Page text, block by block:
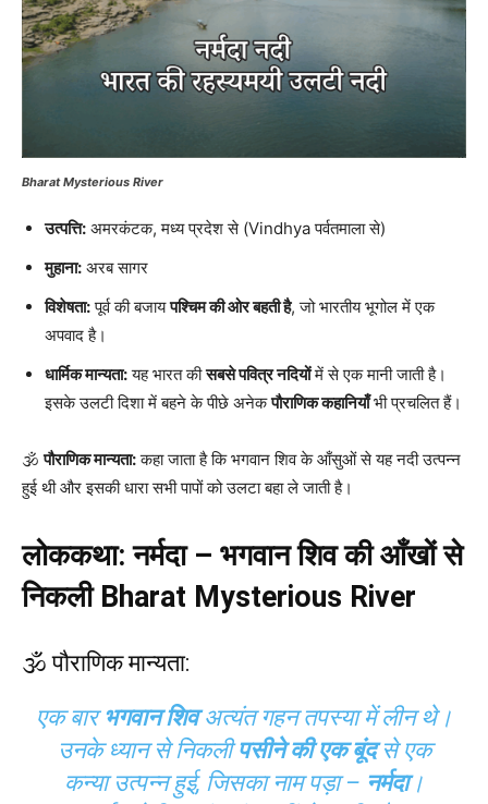
Bharat Mysterious River
उत्पत्ति: अमरकंटक, मध्य प्रदेश से (Vindhya पर्वतमाला से)
मुहाना: अरब सागर
विशेषता:पूर्व की बजायपश्चिम की ओर बहती है, जो भारतीय भूगोल में एक
अपवाद है।
धार्मिक मान्यता:यह भारत कीसबसे पवित्र नदियोंमें से एक मानी जाती है।
इसके उलटी दिशा में बहने के पीछे अनेकपौराणिक कहानियाँभी प्रचलित हैं।
🕉पौराणिक मान्यता:कहा जाता है कि भगवान शिव के आँसुओं से यह नदी उत्पन्न
हुई थी और इसकी धारा सभी पापों को उलटा बहा ले जाती है।
लोककथा: नर्मदा – भगवान शिव की आँखों से
निकली Bharat Mysterious River
🕉 पौराणिक मान्यता:
एक बारभगवान शिवअत्यंत गहन तपस्या में लीन थे।
उनके ध्यान से निकलीपसीने की एक बूंदसे एक
कन्या उत्पन्न हुई, जिसका नाम पड़ा – नर्मदा।